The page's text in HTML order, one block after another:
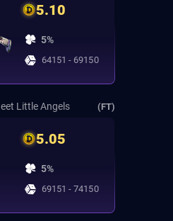
5.10
5%
64151 - 69150
Little Angels (FT)
5.05
5%
69151 - 74150